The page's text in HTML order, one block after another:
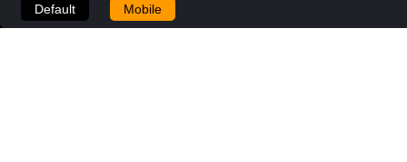
Default Mobile